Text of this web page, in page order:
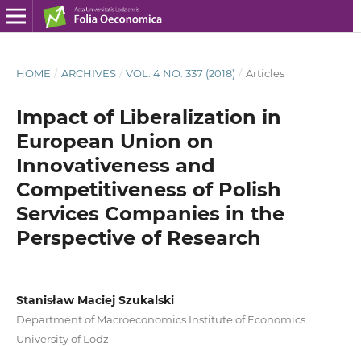
HOME / ARCHIVES / VOL. 4 NO. 337 (2018) / Articles
Impact of Liberalization in
European Union on
Innovativeness and
Competitiveness of Polish
Services Companies in the
Perspective of Research
Stanisław Maciej Szukalski
Department of Macroeconomics Institute of Economics
University of Lodz